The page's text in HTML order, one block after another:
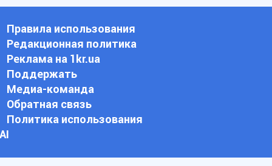
Правила использования
Редакционная политика
Реклама на 1kr.ua
Поддержать
Медиа-команда
Обратная связь
Политика использования
АI